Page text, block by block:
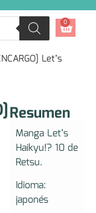
0
Let’s
Resumen
Manga Let’s
Haikyu!? 10 de
Retsu.
Idioma:
japonés